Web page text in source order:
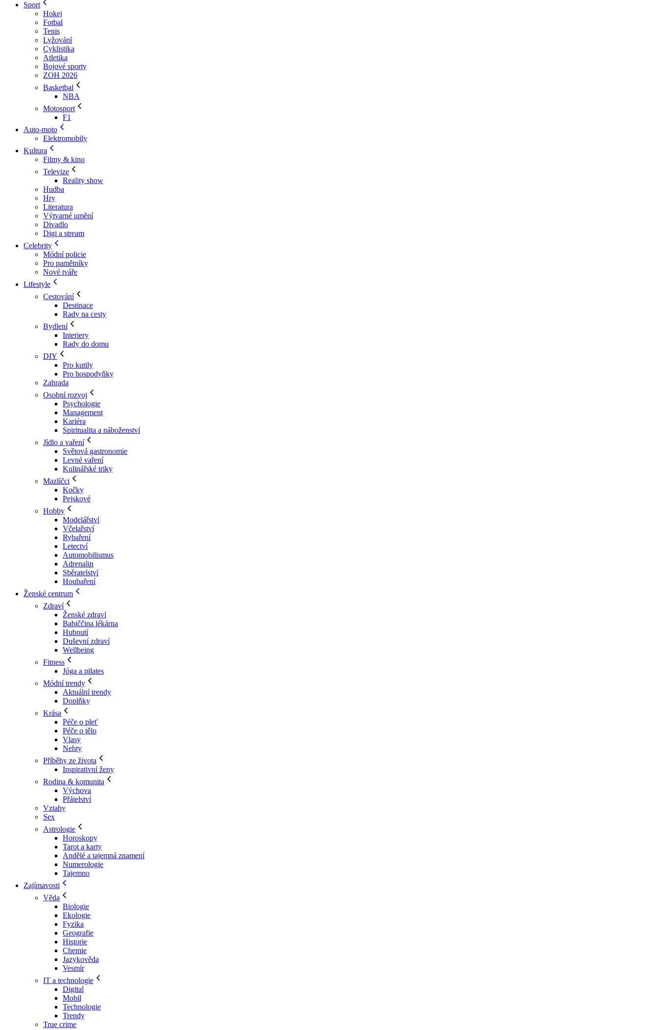
Sport
Hokej
Fotbal
Tenis
Lyžování
Cyklistika
Atletika
Bojové sporty
ZOH 2026
Basketbal
NBA
Motosport
F1
Auto-moto
Elektromobily
Kultura
Filmy & kino
Televize
Reality show
Hudba
Hry
Literatura
Výtvarné umění
Divadlo
Digi a stream
Celebrity
Módní policie
Pro pamětníky
Nové tváře
Lifestyle
Cestování
Destinace
Rady na cesty
Bydlení
Interiery
Rady do domu
DIY
Pro kutily
Pro hospodyňky
Zahrada
Osobní rozvoj
Psychologie
Management
Kariéra
Spiritualita a náboženství
Jídlo a vaření
Světová gastronomie
Levné vaření
Kulinářské triky
Mazlíčci
Kočky
Pejskové
Hobby
Modelářství
Včelařství
Rybaření
Letectví
Automobilismus
Adrenalin
Sběratelství
Houbaření
Ženské centrum
Zdraví
Ženské zdraví
Babiččina lékárna
Hubnutí
Duševní zdraví
Wellbeing
Fitness
Jóga a pilates
Módní trendy
Aktuální trendy
Doplňky
Krása
Péče o pleť
Péče o tělo
Vlasy
Nehty
Příběhy ze života
Inspirativní ženy
Rodina & komunita
Výchova
Přátelství
Vztahy
Sex
Astrologie
Horoskopy
Tarot a karty
Andělé a tajemná znamení
Numerologie
Tajemno
Zajímavosti
Věda
Biologie
Ekologie
Fyzika
Geografie
Historie
Chemie
Jazykověda
Vesmír
IT a technologie
Digital
Mobil
Technologie
Trendy
True crime